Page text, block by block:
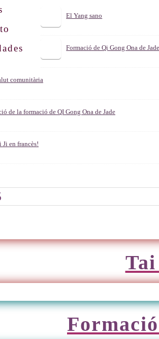
El Yang sano
Formació de Qi Gong Ona de
comunitària
de la formació de QI Gong Ona de Jade
Ji en francès!